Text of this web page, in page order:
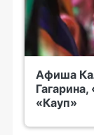
Афиша
«Кауп»